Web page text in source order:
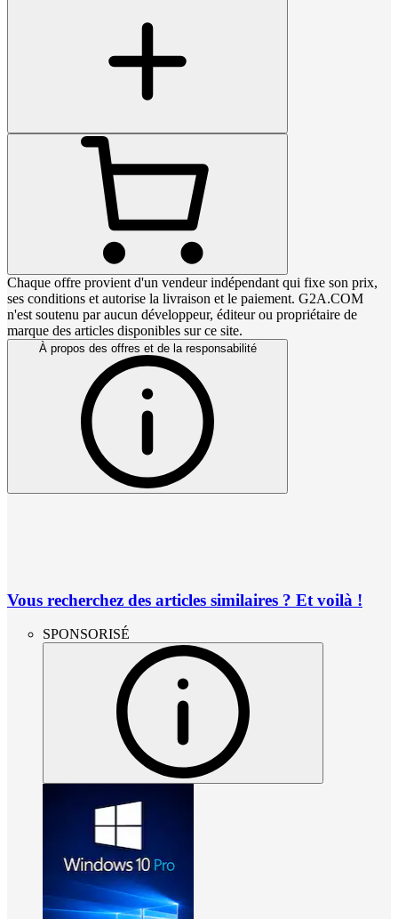
Chaque offre provient d'un vendeur indépendant qui fixe son prix,
ses conditions et autorise la livraison et le paiement. G2A.COM
n'est soutenu par aucun développeur, éditeur ou propriétaire de
marque des articles disponibles sur ce site.
À propos des offres et de la responsabilité
Vous recherchez des articles similaires ? Et voilà !
SPONSORISÉ